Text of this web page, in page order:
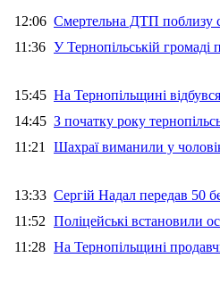
12:06 Смертельна ДТП поблизу
11:36 У Тернопільській громаді
15:45 На Тернопільщині
14:45 З початку року
11:21 Шахраї виманили у
13:33 Сергій Надал передав 50
11:52 Поліцейські встановили
11:28 На Тернопільщині